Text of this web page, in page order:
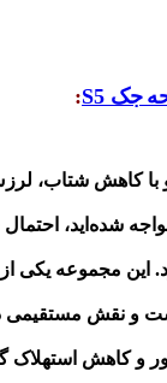
جک S5 :
با کاهش شتاب،
شده‌اید،
این مجموعه یکی
و نقش مستقیمی
و کاهش استهلاک